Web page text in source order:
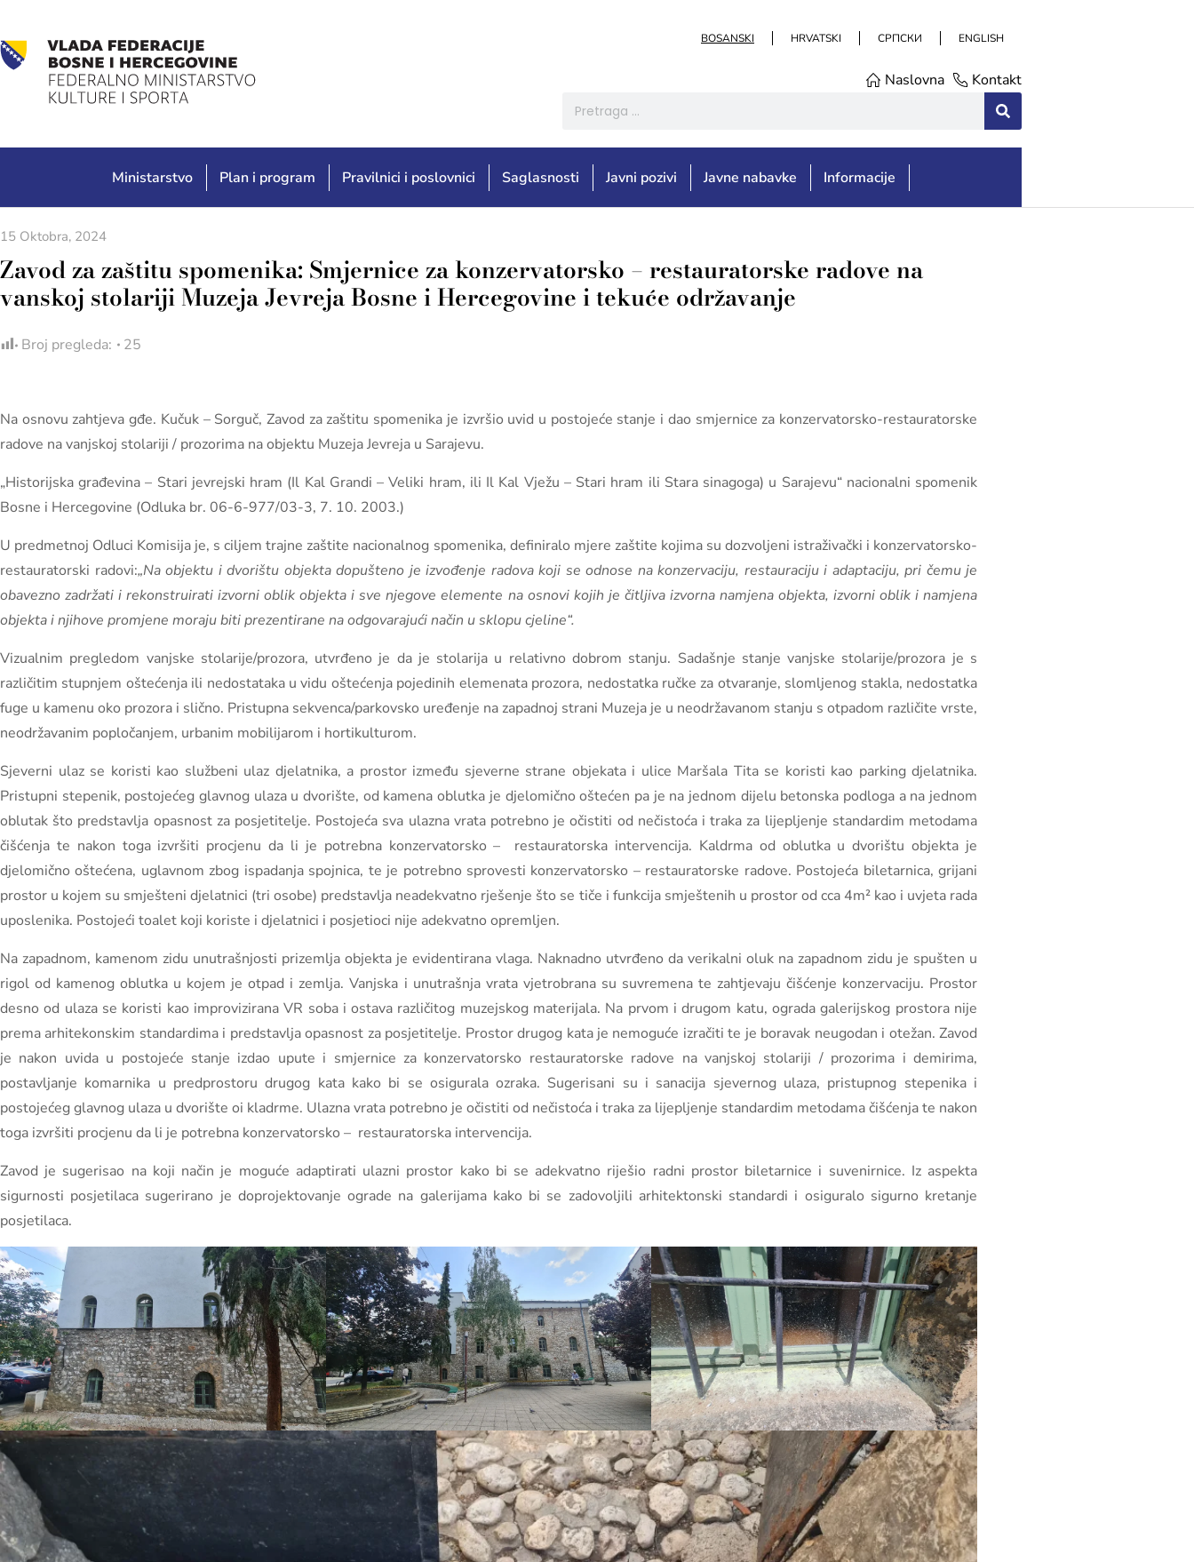
BOSANSKI HRVATSKI СРПСКИ ENGLISH
Naslovna Kontakt
Ministarstvo Plan i program Pravilnici i poslovnici Saglasnosti Javni pozivi Javne nabavke Informacije
15 Oktobra, 2024
Zavod za zaštitu spomenika: Smjernice za konzervatorsko – restauratorske radove na
vanskoj stolariji Muzeja Jevreja Bosne i Hercegovine i tekuće održavanje
Broj pregleda: 25
Na osnovu zahtjeva gđe. Kučuk – Sorguč, Zavod za zaštitu spomenika je izvršio uvid u postojeće stanje i dao smjernice za konzervatorsko-restauratorske
radove na vanjskoj stolariji / prozorima na objektu Muzeja Jevreja u Sarajevu.
„Historijska građevina – Stari jevrejski hram (Il Kal Grandi – Veliki hram, ili Il Kal Vježu – Stari hram ili Stara sinagoga) u Sarajevu“ nacionalni spomenik
Bosne i Hercegovine (Odluka br. 06-6-977/03-3, 7. 10. 2003.)
U predmetnoj Odluci Komisija je, s ciljem trajne zaštite nacionalnog spomenika, definiralo mjere zaštite kojima su dozvoljeni istraživački i konzervatorsko-
restauratorski radovi:„Na objektu i dvorištu objekta dopušteno je izvođenje radova koji se odnose na konzervaciju, restauraciju i adaptaciju, pri čemu je
obavezno zadržati i rekonstruirati izvorni oblik objekta i sve njegove elemente na osnovi kojih je čitljiva izvorna namjena objekta, izvorni oblik i namjena
objekta i njihove promjene moraju biti prezentirane na odgovarajući način u sklopu cjeline“.
Vizualnim pregledom vanjske stolarije/prozora, utvrđeno je da je stolarija u relativno dobrom stanju. Sadašnje stanje vanjske stolarije/prozora je s
različitim stupnjem oštećenja ili nedostataka u vidu oštećenja pojedinih elemenata prozora, nedostatka ručke za otvaranje, slomljenog stakla, nedostatka
fuge u kamenu oko prozora i slično. Pristupna sekvenca/parkovsko uređenje na zapadnoj strani Muzeja je u neodržavanom stanju s otpadom različite vrste,
neodržavanim popločanjem, urbanim mobilijarom i hortikulturom.
Sjeverni ulaz se koristi kao službeni ulaz djelatnika, a prostor između sjeverne strane objekata i ulice Maršala Tita se koristi kao parking djelatnika.
Pristupni stepenik, postojećeg glavnog ulaza u dvorište, od kamena oblutka je djelomično oštećen pa je na jednom dijelu betonska podloga a na jednom
oblutak što predstavlja opasnost za posjetitelje. Postojeća sva ulazna vrata potrebno je očistiti od nečistoća i traka za lijepljenje standardim metodama
čišćenja te nakon toga izvršiti procjenu da li je potrebna konzervatorsko – restauratorska intervencija. Kaldrma od oblutka u dvorištu objekta je
djelomično oštećena, uglavnom zbog ispadanja spojnica, te je potrebno sprovesti konzervatorsko – restauratorske radove. Postojeća biletarnica, grijani
prostor u kojem su smješteni djelatnici (tri osobe) predstavlja neadekvatno rješenje što se tiče i funkcija smještenih u prostor od cca 4m² kao i uvjeta rada
uposlenika. Postojeći toalet koji koriste i djelatnici i posjetioci nije adekvatno opremljen.
Na zapadnom, kamenom zidu unutrašnjosti prizemlja objekta je evidentirana vlaga. Naknadno utvrđeno da verikalni oluk na zapadnom zidu je spušten u
rigol od kamenog oblutka u kojem je otpad i zemlja. Vanjska i unutrašnja vrata vjetrobrana su suvremena te zahtjevaju čišćenje konzervaciju. Prostor
desno od ulaza se koristi kao improvizirana VR soba i ostava različitog muzejskog materijala. Na prvom i drugom katu, ograda galerijskog prostora nije
prema arhitekonskim standardima i predstavlja opasnost za posjetitelje. Prostor drugog kata je nemoguće izračiti te je boravak neugodan i otežan. Zavod
je nakon uvida u postojeće stanje izdao upute i smjernice za konzervatorsko restauratorske radove na vanjskoj stolariji / prozorima i demirima,
postavljanje komarnika u predprostoru drugog kata kako bi se osigurala ozraka. Sugerisani su i sanacija sjevernog ulaza, pristupnog stepenika i
postojećeg glavnog ulaza u dvorište oi kladrme. Ulazna vrata potrebno je očistiti od nečistoća i traka za lijepljenje standardim metodama čišćenja te nakon
toga izvršiti procjenu da li je potrebna konzervatorsko – restauratorska intervencija.
Zavod je sugerisao na koji način je moguće adaptirati ulazni prostor kako bi se adekvatno riješio radni prostor biletarnice i suvenirnice. Iz aspekta
sigurnosti posjetilaca sugerirano je doprojektovanje ograde na galerijama kako bi se zadovoljili arhitektonski standardi i osiguralo sigurno kretanje
posjetilaca.